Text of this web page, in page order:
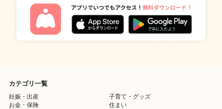
カテゴリ一覧
妊娠・出産
子育て・グッズ
お金・保険
住まい